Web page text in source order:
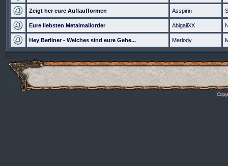
Zeigt her eure Auflaufformen Asspirin
Eure liebsten Metalmailorder AbigailXX
Hey Berliner - Welches sind eure Gehe... Merlody